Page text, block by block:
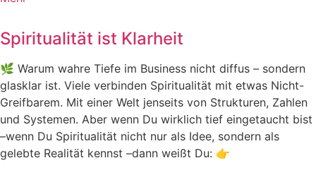
Spiritualität ist Klarheit
🌿 Warum wahre Tiefe im Business nicht diffus – sondern
glasklar ist. Viele verbinden Spiritualität mit etwas Nicht-
Greifbarem. Mit einer Welt jenseits von Strukturen, Zahlen
und Systemen. Aber wenn Du wirklich tief eingetaucht bist
–wenn Du Spiritualität nicht nur als Idee, sondern als
gelebte Realität kennst –dann weißt Du: 👉